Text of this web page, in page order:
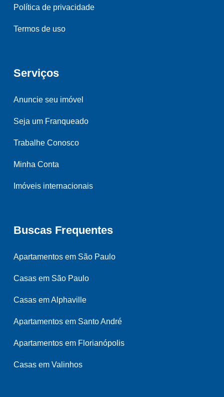
Política de privacidade
Termos de uso
Serviços
Anuncie seu imóvel
Seja um Franqueado
Trabalhe Conosco
Minha Conta
Imóveis internacionais
Buscas Frequentes
Apartamentos em São Paulo
Casas em São Paulo
Casas em Alphaville
Apartamentos em Santo André
Apartamentos em Florianópolis
Casas em Valinhos